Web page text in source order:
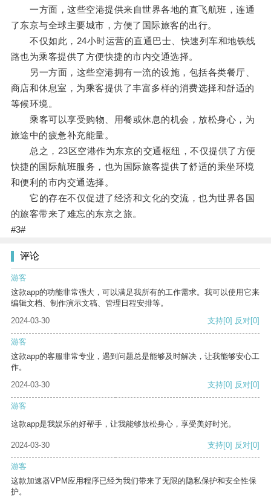
一方面，这些空港提供来自世界各地的直飞航班，连通
了东京与全球主要城市，方便了国际旅客的出行。
不仅如此，24小时运营的直通巴士、快速列车和地铁线
路也为乘客提供了方便快捷的市内交通选择。
另一方面，这些空港拥有一流的设施，包括各类餐厅、
商店和休息室，为乘客提供了丰富多样的消费选择和舒适的
等候环境。
乘客可以享受购物、用餐或休息的机会，放松身心，为
旅途中的疲惫补充能量。
总之，23区空港作为东京的交通枢纽，不仅提供了方便
快捷的国际航班服务，也为国际旅客提供了舒适的乘坐环境
和便利的市内交通选择。
它的存在不仅促进了经济和文化的交流，也为世界各国
的旅客带来了难忘的东京之旅。
#3#
评论
游客
这款app的功能非常强大，可以满足我所有的工作需求。我可以使用它来
编辑文档、制作演示文稿、管理日程安排等。
2024-03-30
支持[0] 反对[0]
游客
这款app的客服非常专业，遇到问题总是能够及时解决，让我能够安心工
作。
2024-03-30
支持[0] 反对[0]
游客
这款app是我娱乐的好帮手，让我能够放松身心，享受美好时光。
2024-03-30 支持[0] 反对[0]
游客
这款加速器VPM应用程序已经为我们带来了无限的隐私保护和安全性保
护。